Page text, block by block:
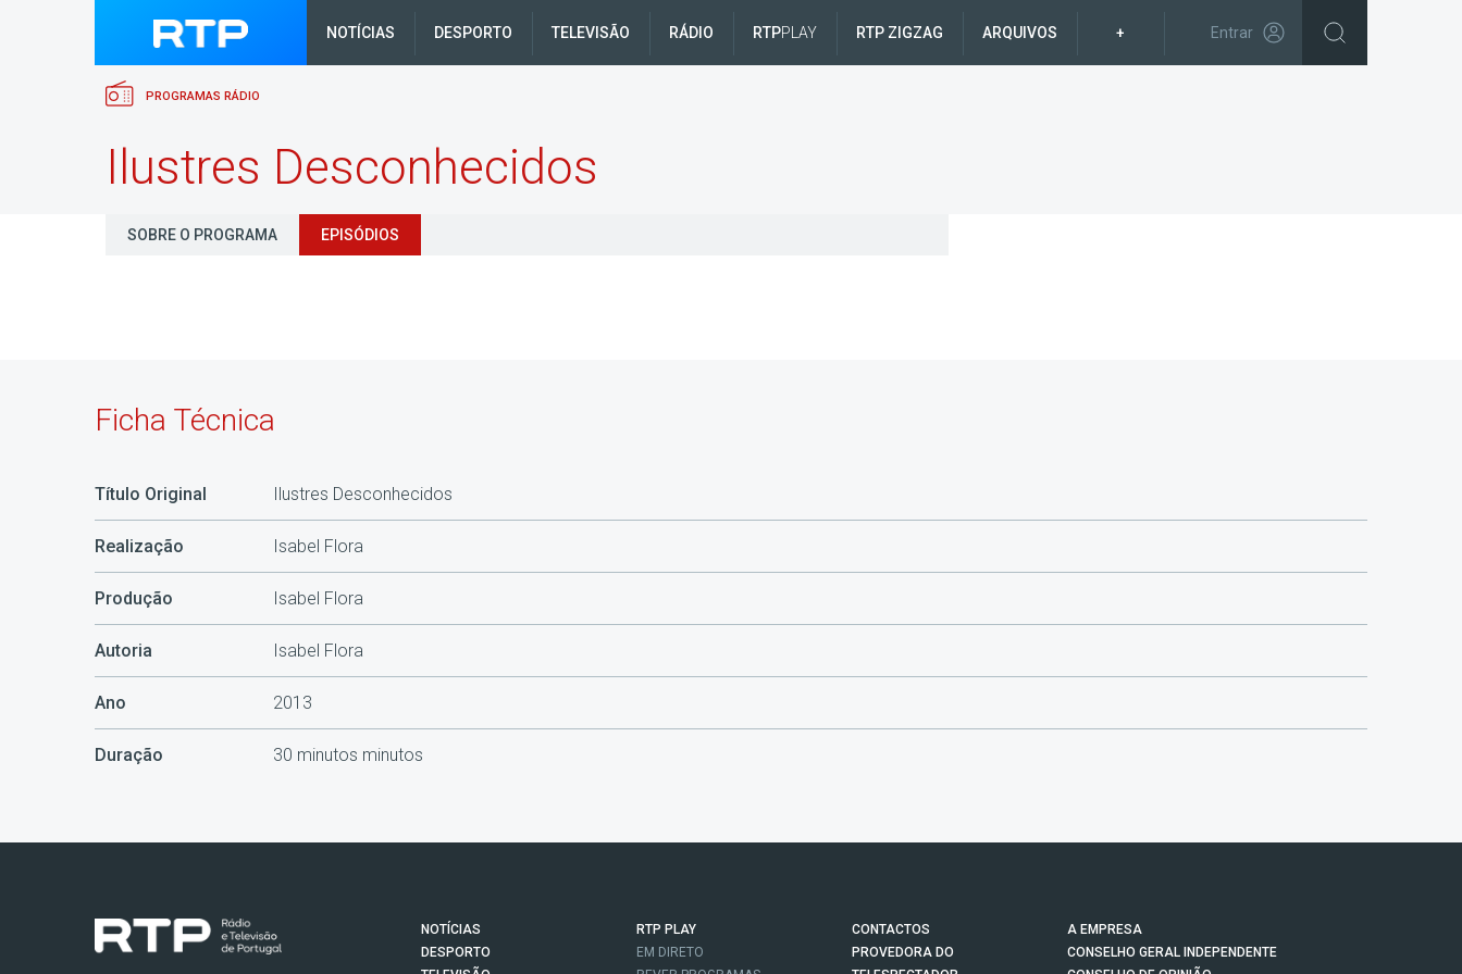
NOTÍCIAS DESPORTO TELEVISÃO RÁDIO RTPPLAY RTP ZIGZAG ARQUIVOS + Entrar
PROGRAMAS RÁDIO
Ilustres Desconhecidos
SOBRE O PROGRAMA EPISÓDIOS
Ficha Técnica
Título Original Ilustres Desconhecidos
Realização Isabel Flora
Produção Isabel Flora
Autoria Isabel Flora
Ano 2013
Duração 30 minutos minutos
NOTÍCIAS
DESPORTO
RTP PLAY
EM DIRETO
CONTACTOS
PROVEDORA DO
A EMPRESA
CONSELHO GERAL INDEPENDENTE